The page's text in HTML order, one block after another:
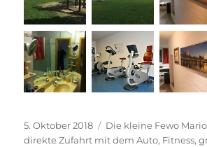
Veröffentlicht
am
5. Oktober 2018 Kategorien
Die kleine Fewo
direkte Zufahrt mit dem Auto, Fitness,